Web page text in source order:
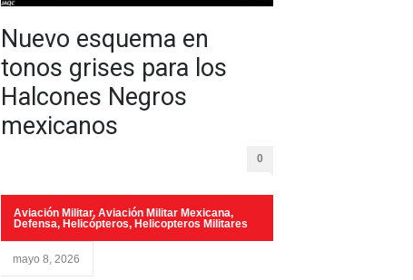
Nuevo esquema en
tonos grises para los
Halcones Negros
mexicanos
0
Aviación Militar, Aviación Militar Mexicana,
Defensa, Helicópteros, Helicopteros Militares
mayo 8, 2026